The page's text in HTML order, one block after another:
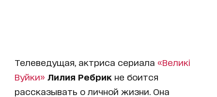
Телеведущая, актриса сериала «Великі
Вуйки» Лилия Ребрик не боится
рассказывать о личной жизни. Она